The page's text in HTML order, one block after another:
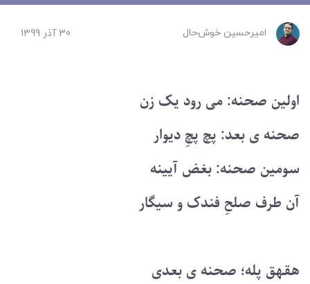
امیرحسین ‌خوش‌حال 30 آذر 1399
اولین صحنه: می رود یک زن
صحنه ی بعد: پچ پچِ دیوار
سومین صحنه: بغض آیینه
آن طرف صلحِ فندک و سیگار
هقهق پله؛ صحنه ی بعدی